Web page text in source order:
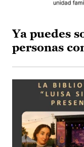
Ya puedes
personas